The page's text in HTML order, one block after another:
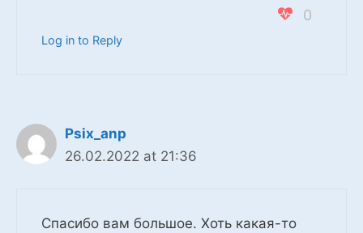
0
Log in to Reply
Psix_anp
26.02.2022 at 21:36
Спасибо вам большое. Хоть какая-то